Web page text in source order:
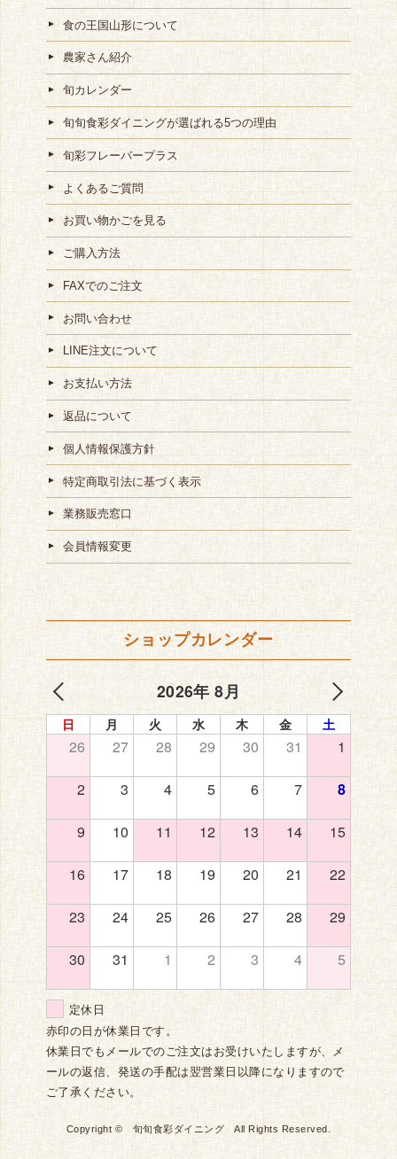
食の王国山形について
農家さん紹介
旬カレンダー
旬旬食彩ダイニングが選ばれる5つの理由
旬彩フレーバープラス
よくあるご質問
お買い物かごを見る
ご購入方法
FAXでのご注文
お問い合わせ
LINE注文について
お支払い方法
返品について
個人情報保護方針
特定商取引法に基づく表示
業務販売窓口
会員情報変更
ショップカレンダー
2026年 8月
日 月 火 水 木 金 土
26 27 28 29 30 31 1
2 3 4 5 6 7 8
9 10 11 12 13 14 15
16 17 18 19 20 21 22
23 24 25 26 27 28 29
30 31 1 2 3 4 5
定休日
赤印の日が休業日です。
休業日でもメールでのご注文はお受けいたしますが、メ
ールの返信、発送の手配は翌営業日以降になりますので
ご了承ください。
Copyright © 旬旬食彩ダイニング All Rights Reserved.